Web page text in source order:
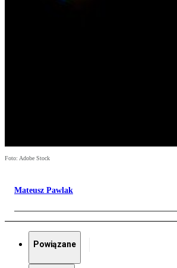
Foto: Adobe Stock
Mateusz Pawlak
Powiązane